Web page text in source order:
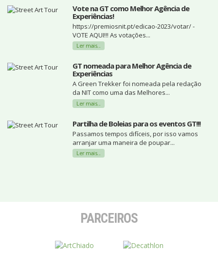
Vote na GT como Melhor Agência de
Experiências!
https://premiosnit.pt/edicao-2023/votar/ -
VOTE AQUI!!! As votações...
Ler mais...
GT nomeada para Melhor Agência de
Experiências
A Green Trekker foi nomeada pela redação
da NIT como uma das Melhores...
Ler mais...
Partilha de Boleias para os eventos GT!!!
Passamos tempos difíceis, por isso vamos
arranjar uma maneira de poupar...
Ler mais...
PARCEIROS